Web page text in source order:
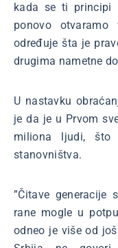
kada se ti principi
ponovo
određuje šta je
drugima nametne
U nastavku
je da je u Prvom
miliona ljudi, što
stanovništva.
”Čitave
rane mogle u
odneo je više od